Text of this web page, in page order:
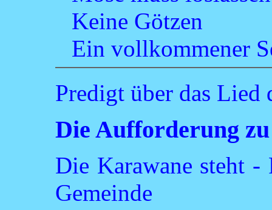
Keine Götzen
Ein vollkommener
Predigt über das Lied
Die Aufforderung
Die Karawane steht -
Gemeinde